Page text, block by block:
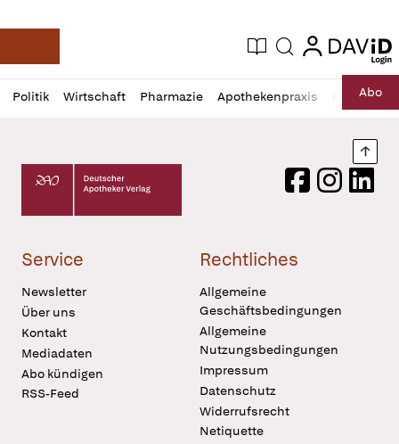
Deutsche Apotheker Zeitung
Aktuelle Ausgabe
Suche login
login
Politik Wirtschaft Pharmazie Apothekenpraxis RechtAbo
Profil
öffnen
Daz
Pur
Deutscher Apotheker Verlag Logo
FacebookInstagram
Service
Newsletter
Über uns
Kontakt
Mediadaten
Abo kündigen
RSS-Feed
Rechtliches
Allgemeine
Geschäftsbedingungen
Allgemeine
Nutzungsbedingungen
Impressum
Datenschutz
Widerrufsrecht
Netiquette